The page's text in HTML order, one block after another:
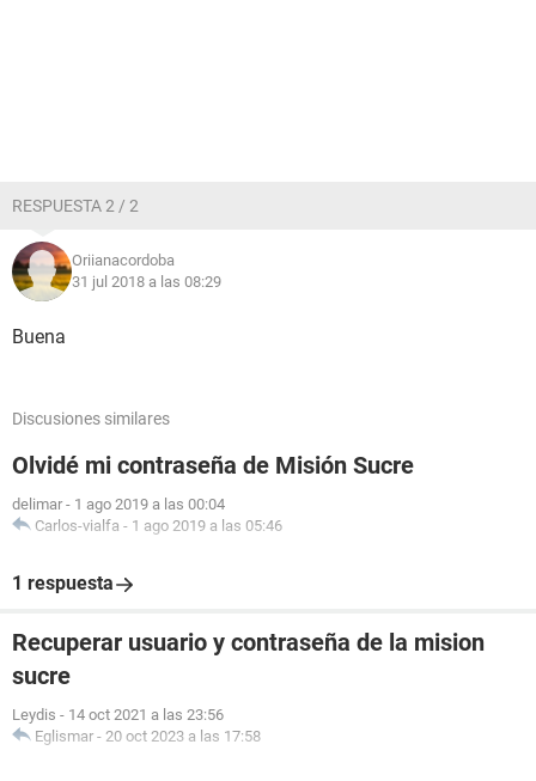
RESPUESTA 2 / 2
Oriianacordoba
31 jul 2018 a las 08:29
Buena
Discusiones similares
Olvidé mi contraseña de Misión Sucre
delimar - 1 ago 2019 a las 00:04
Carlos-vialfa - 1 ago 2019 a las 05:46
1 respuesta
Recuperar usuario y contraseña de la mision
sucre
Leydis - 14 oct 2021 a las 23:56
Eglismar - 20 oct 2023 a las 17:58